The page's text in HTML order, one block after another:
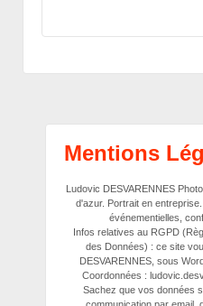
Mentions
Ludovic DESVARENNES
d'azur. Portrait en
événementielles,
Infos relatives au RGPD
des Données) : ce site
DESVARENNES, sous
Coordonnées :
Sachez que vos données